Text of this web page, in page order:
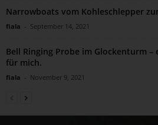
Narrowboats vom Kohleschlepper
fiala - September 14, 2021
Bell Ringing Probe im Glockenturm –
für mich.
fiala - November 9, 2021